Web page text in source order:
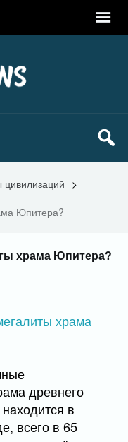
цивилизаций
>
Юпитера?
храма Юпитера?
древнего
в
всего в 65